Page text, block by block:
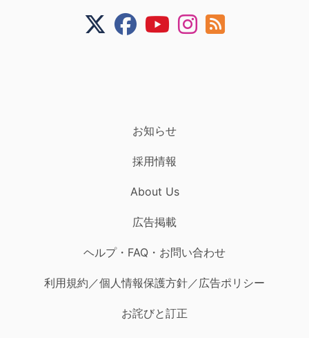
お知らせ
採用情報
About Us
広告掲載
ヘルプ・FAQ・お問い合わせ
利用規約／個人情報保護方針／広告ポリシー
お詫びと訂正